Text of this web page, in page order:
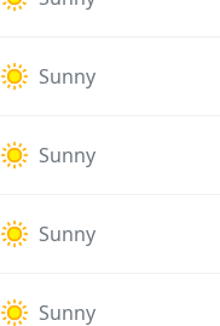
Sunny
Sunny
Sunny
Sunny